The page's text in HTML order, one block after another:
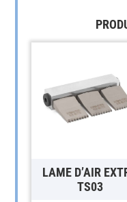
LAME D’AIR
TS03